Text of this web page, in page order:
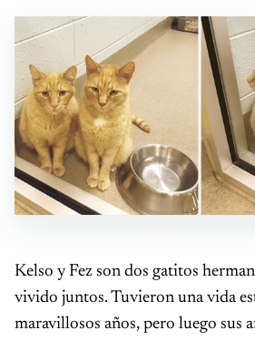
Kelso y Fez son dos gatitos
vivido juntos. Tuvieron una vida
maravillosos años, pero luego sus